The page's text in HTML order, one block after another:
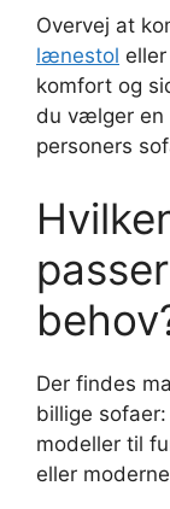
Overvej at
lænestol
komfort og
du vælger en
personers
Der findes
billige
modeller til
eller